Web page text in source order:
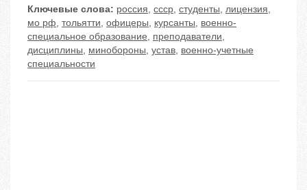
Ключевые слова: россия, ссср, студенты, лицензия,
мо рф, тольятти, офицеры, курсанты, военно-
специальное образование, преподаватели,
дисциплины, минобороны, устав, военно-учетные
специальности